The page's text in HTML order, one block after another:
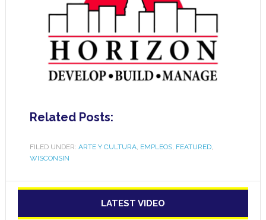
Related Posts:
FILED UNDER: ARTE Y CULTURA, EMPLEOS, FEATURED,
WISCONSIN
LATEST VIDEO